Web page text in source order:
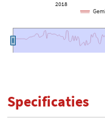
2018
Specificaties